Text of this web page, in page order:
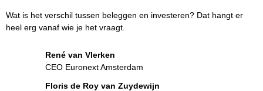
Wat is het verschil tussen beleggen en investeren? Dat hangt er
heel erg vanaf wie je het vraagt.
René van Vlerken
CEO Euronext Amsterdam
Floris de Roy van Zuydewijn